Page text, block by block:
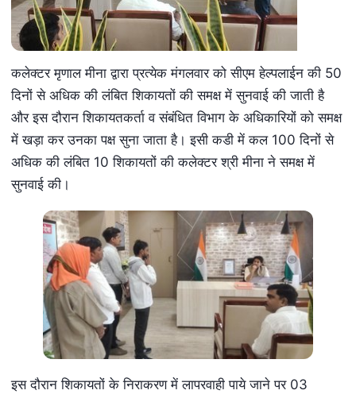
कलेक्‍टर मृणाल मीना द्वारा प्रत्‍येक मंगलवार को सीएम हेल्‍पलाईन की 50
दिनों से अधिक की लंबित शिकायतों की समक्ष में सुनवाई की जाती है
और इस दौरान शिकायतकर्ता व संबंधित विभाग के अधिकारियों को समक्ष
में खड़ा कर उनका पक्ष सुना जाता है। इसी कडी में कल 100 दिनों से
अधिक की लंबित 10 शिकायतों की कलेक्‍टर श्री मीना ने समक्ष में
सुनवाई की।
इस दौरान शिकायतों के निराकरण में लापरवाही पाये जाने पर 03